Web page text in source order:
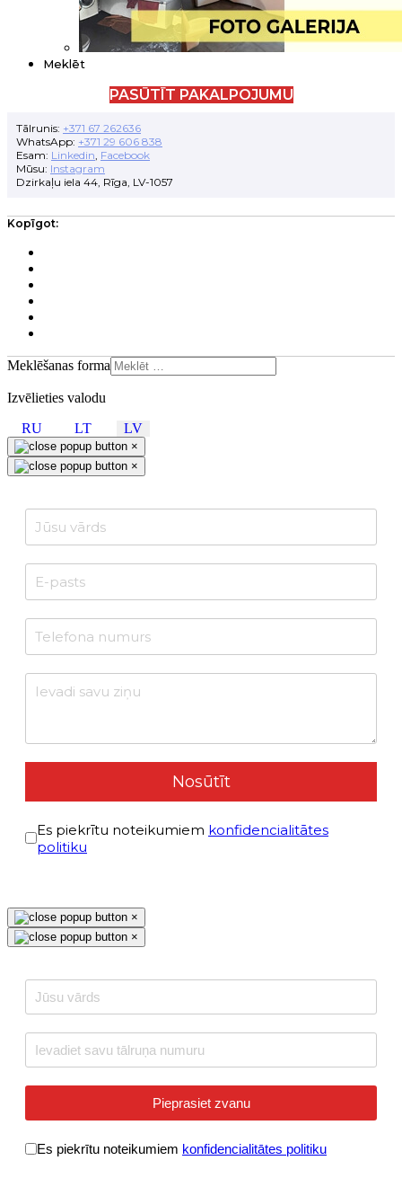
Meklēt
PASŪTĪT PAKALPOJUMU
Tālrunis: +371 67 262636
WhatsApp: +371 29 606 838
Esam: Linkedin Facebook
Mūsu: Instagram
Dzirkaļu iela 44, Rīga, LV-1057
Kopīgot:
Meklēšanas forma
Izvēlieties valodu
RU
LT LV
×
×
Nosūtīt
Условиями политики конфиденциальности
Es piekrītu noteikumiem konfidencialitātes
politiku
×
×
Pieprasiet zvanu
Условия обслуживания*
Es piekrītu noteikumiem konfidencialitātes politiku